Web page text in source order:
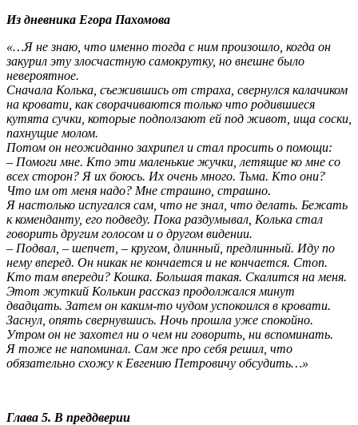
Из дневника Егора Пахомова
«…Я не знаю, что именно тогда с ним произошло, когда он
закурил эту злосчастную самокрутку, но внешне было
невероятное.
Сначала Колька, съежившись от страха, свернулся калачиком
на кровати, как сворачиваются только что родившиеся
кутята сучки, которые подползают ей под живот, ища соски,
пахнущие молом.
Потом он неожиданно захрипел и стал просить о помощи:
– Помоги мне. Кто эти маленькие жучки, летящие ко мне со
всех сторон? Я их боюсь. Их очень много. Тьма. Кто они?
Что им от меня надо? Мне страшно, страшно.
Я настолько испугался сам, что не знал, что делать. Бежать
к коменданту, его подведу. Пока раздумывал, Колька стал
говорить другим голосом и о другом видении.
– Подвал, – шепчет, – кругом, длинный, предлинный. Иду по
нему вперед. Он никак не кончается и не кончается. Стоп.
Кто там впереди? Кошка. Большая такая. Скалится на меня.
Этот жуткий Колькин рассказ продолжался минут
двадцать. Затем он каким-то чудом успокоился в кровати.
Заснул, опять свернувшись. Ночь прошла уже спокойно.
Утром он не захотел ни о чем ни говорить, ни вспоминать.
Я тоже не напоминал. Сам же про себя решил, что
обязательно схожу к Евгению Петровичу обсудить…»
Глава 5. В преддверии